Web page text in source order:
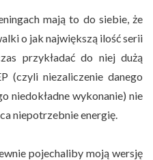
mają to do siebie, że
o jak największą ilość serii
przykładać do niej dużą
(czyli niezaliczenie danego
niedokładne wykonanie) nie
niepotrzebnie energię.
pojechaliby moją wersję